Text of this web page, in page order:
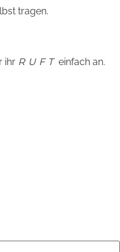
tragen.
ihr RUFT einfach an.